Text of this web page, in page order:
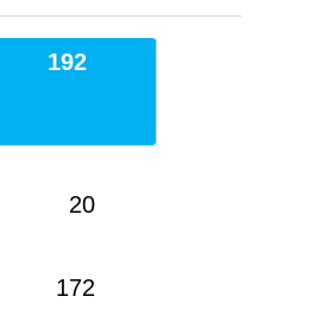
192
20
172